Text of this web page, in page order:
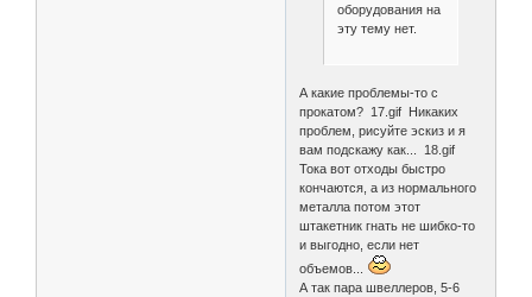
оборудования на
эту тему нет.
А какие проблемы-то с
прокатом? 17.gif Никаких
проблем, рисуйте эскиз и я
вам подскажу как... 18.gif
Тока вот отходы быстро
кончаются, а из нормального
металла потом этот
штакетник гнать не шибко-то
и выгодно, если нет
объемов...
А так пара швеллеров, 5-6